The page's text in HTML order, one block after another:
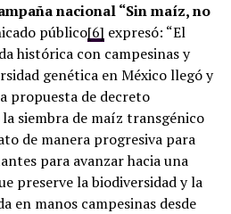
nacional “Sin maíz, no
público[6] expresó: “El
histórica con campesinas y
genética en México llegó y
propuesta de decreto
siembra de maíz transgénico
de manera progresiva para
para avanzar hacia una
preserve la biodiversidad y la
en manos campesinas desde